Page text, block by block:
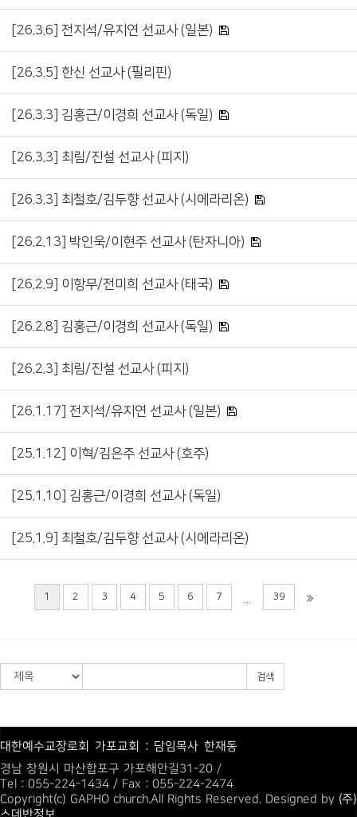
[26.3.6] 전지석/유지연 선교사 (일본)
[26.3.5] 한신 선교사 (필리핀)
[26.3.3] 김홍근/이경희 선교사 (독일)
[26.3.3] 최림/진설 선교사 (피지)
[26.3.3] 최철호/김두향 선교사 (시에라리온)
[26.2.13] 박인욱/이현주 선교사 (탄자니아)
[26.2.9] 이항무/전미희 선교사 (태국)
[26.2.8] 김홍근/이경희 선교사 (독일)
[26.2.3] 최림/진설 선교사 (피지)
[26.1.17] 전지석/유지연 선교사 (일본)
[25.1.12] 이혁/김은주 선교사 (호주)
[25.1.10] 김홍근/이경희 선교사 (독일)
[25.1.9] 최철호/김두향 선교사 (시에라리온)
1 2 3 4 5 6 7 39
검색
대한예수교장로회 가포교회 : 담임목사 한재동
경남 창원시 마산합포구 가포해안길31-20 /
Tel : 055-224-1434 / Fax : 055-224-2474
Copyright(c) GAPHO church.All Rights Reserved. Designed by (주)
스데반정보